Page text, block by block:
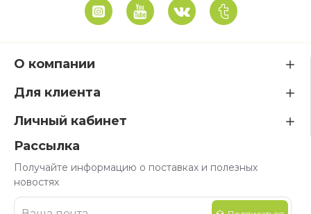
О компании
Для клиента
Личный кабинет
Рассылка
Получайте информацию о поставках и полезных
новостях